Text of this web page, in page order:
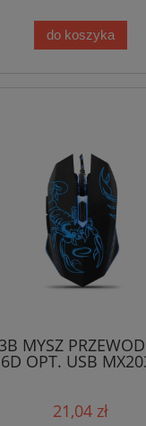
do koszyka
MYSZ
OPT. USB
21,04 zł